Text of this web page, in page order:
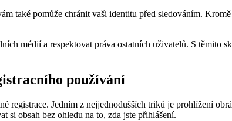
také pomůže chránit vaši identitu před sledováním.
médií a respektovat práva ostatních uživatelů. S těmito
používání
registrace. Jedním z nejjednodušších triků je prohlížení
si obsah bez ohledu na to, zda jste přihlášení.